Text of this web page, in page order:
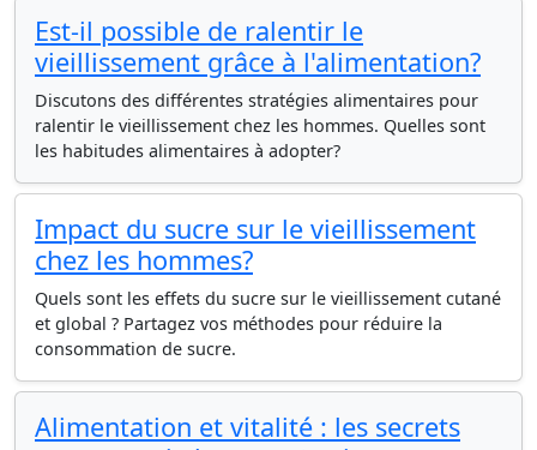
Est-il possible de ralentir le
vieillissement grâce à l'alimentation?
Discutons des différentes stratégies alimentaires pour
ralentir le vieillissement chez les hommes. Quelles sont
les habitudes alimentaires à adopter?
Impact du sucre sur le vieillissement
chez les hommes?
Quels sont les effets du sucre sur le vieillissement cutané
et global ? Partagez vos méthodes pour réduire la
consommation de sucre.
Alimentation et vitalité : les secrets